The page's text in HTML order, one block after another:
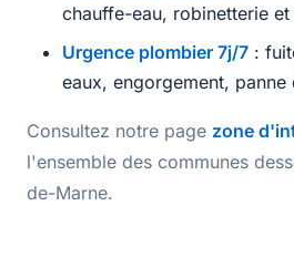
chauffe-eau, robinetterie et
Urgence plombier 7j/7 :
eaux, engorgement, panne
Consultez notre page zone
l'ensemble des communes
de-Marne.